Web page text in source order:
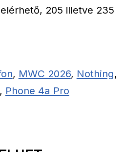
205 illetve 235
, MWC 2026, Nothing,
, Phone 4a Pro